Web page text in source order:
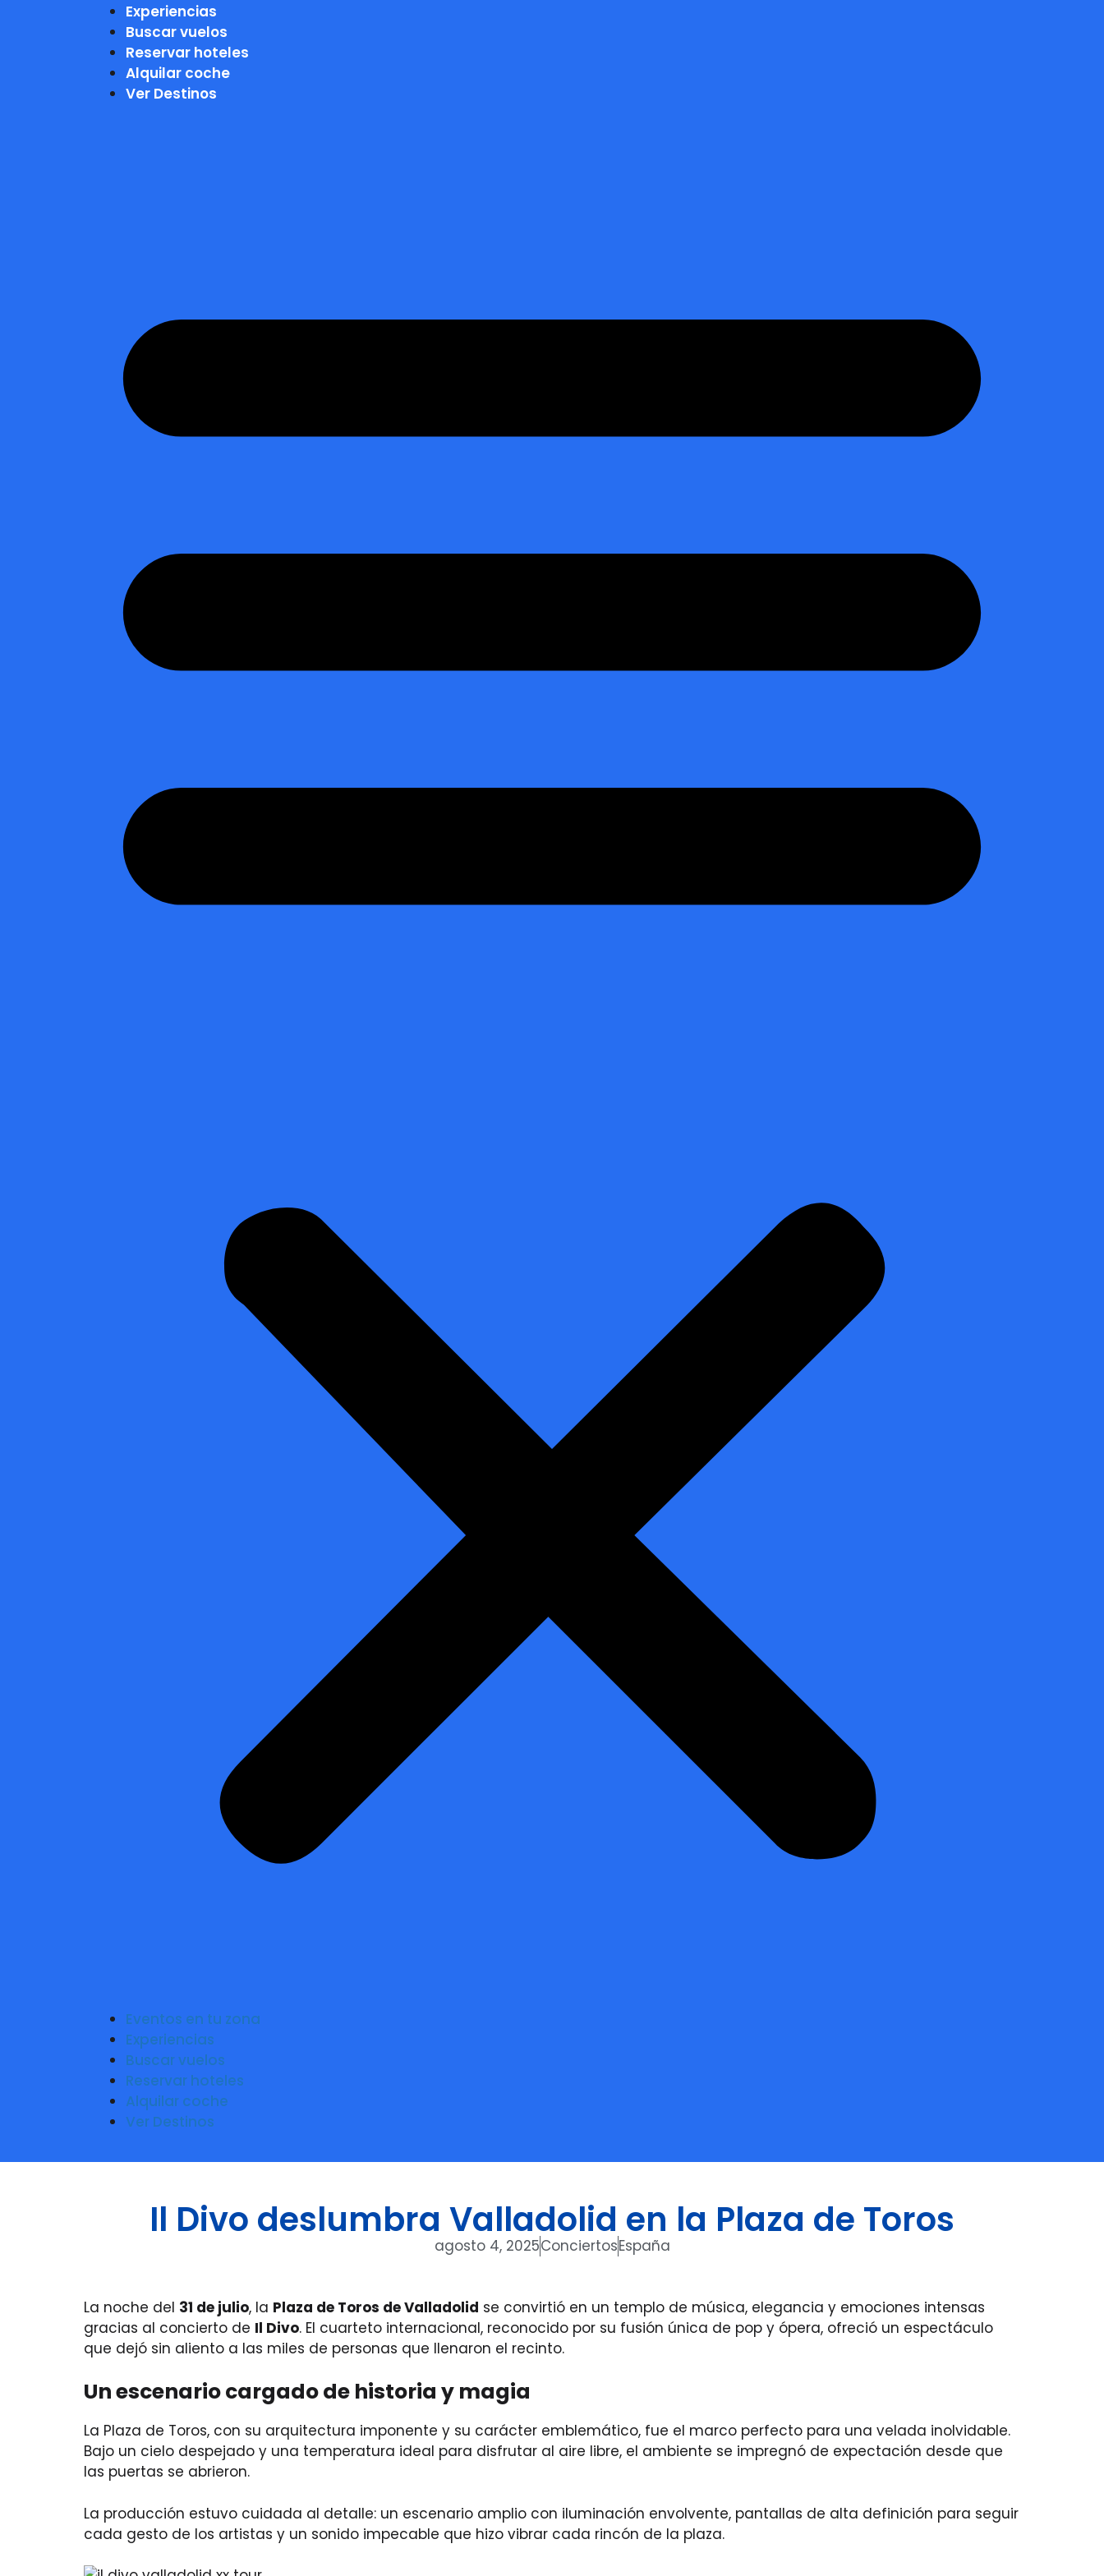
Experiencias
Buscar vuelos
Reservar hoteles
Alquilar coche
Ver Destinos
Eventos en tu zona
Experiencias
Buscar vuelos
Reservar hoteles
Alquilar coche
Ver Destinos
Il Divo deslumbra Valladolid en la Plaza de Toros
agosto 4, 2025ConciertosEspaña
La noche del 31 de julio, la Plaza de Toros de Valladolid se convirtió en un templo de música, elegancia y emociones intensas
gracias al concierto de Il Divo. El cuarteto internacional, reconocido por su fusión única de pop y ópera, ofreció un espectáculo
que dejó sin aliento a las miles de personas que llenaron el recinto.
Un escenario cargado de historia y magia
La Plaza de Toros, con su arquitectura imponente y su carácter emblemático, fue el marco perfecto para una velada inolvidable.
Bajo un cielo despejado y una temperatura ideal para disfrutar al aire libre, el ambiente se impregnó de expectación desde que
las puertas se abrieron.
La producción estuvo cuidada al detalle: un escenario amplio con iluminación envolvente, pantallas de alta definición para seguir
cada gesto de los artistas y un sonido impecable que hizo vibrar cada rincón de la plaza.